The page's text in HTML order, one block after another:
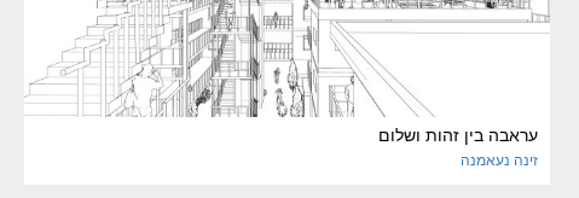
עראבה בין זהות ושלום
זינה נעאמנה